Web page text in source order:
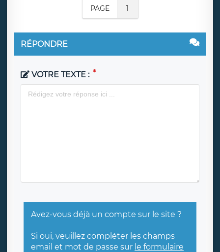
PAGE 1
RÉPONDRE
VOTRE TEXTE :
Avez-vous déjà un compte sur le site ?
Si oui, veuillez compléter les champs
email et mot de passe sur le formulaire